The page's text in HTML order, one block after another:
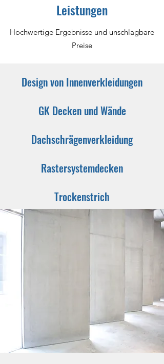
Leistungen
Hochwertige Ergebnisse und unschlagbare
Preise
Design von Innenverkleidungen
GK Decken und Wände
Dachschrägenverkleidung
Rastersystemdecken
Trockenstrich